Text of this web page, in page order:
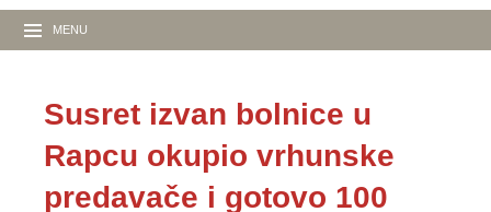
MENU
Susret izvan bolnice u
Rapcu okupio vrhunske
predavače i gotovo 100